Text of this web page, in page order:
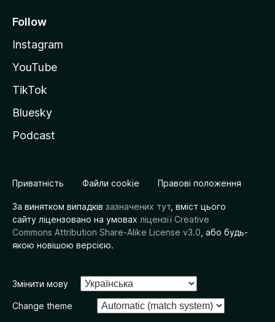
Follow
Instagram
YouTube
TikTok
Bluesky
Podcast
Приватність Файли cookie Правові положення
За винятком випадків зазначених тут , вміст цього
сайту ліцензовано на умовах ліцензії Creative
Commons Attribution Share-Alike License v3.0 , або будь-
якою новішою версією.
Змінити мову
Change theme